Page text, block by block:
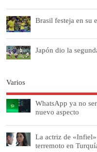
Brasil festeja en su
Japón dio la
Varios
WhatsApp ya no
nuevo aspecto
La actriz de «Infiel»
terremoto en